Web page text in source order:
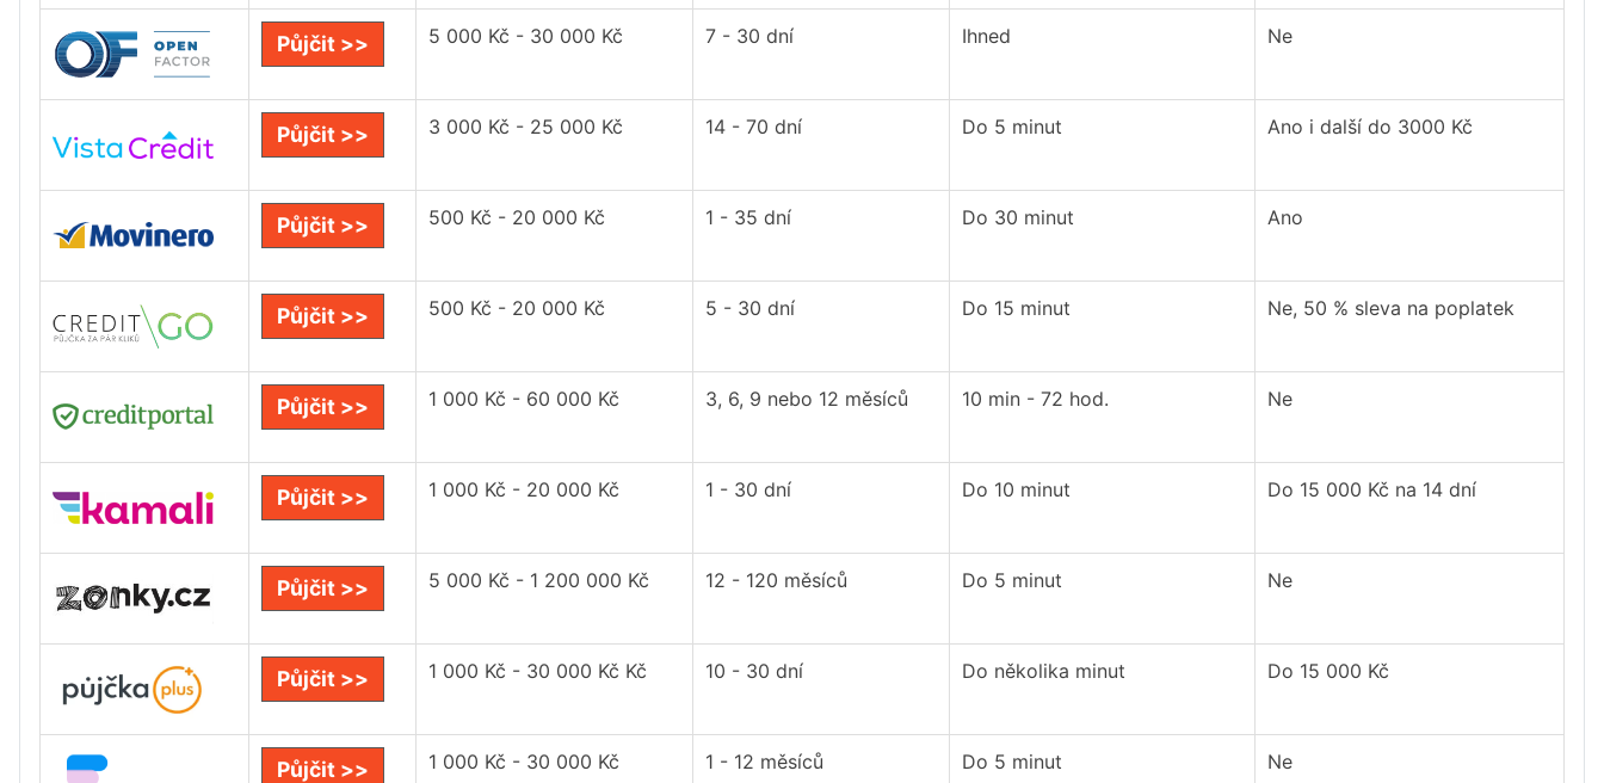
Půjčit >> 5 000 Kč - 30 000 Kč 7 - 30 dní Ihned Ne
Půjčit >> 3 000 Kč - 25 000 Kč 14 - 70 dní Do 5 minut Ano i další do 3000 Kč
Půjčit >> 500 Kč - 20 000 Kč 1 - 35 dní Do 30 minut Ano
Půjčit >> 500 Kč - 20 000 Kč 5 - 30 dní Do 15 minut Ne, 50 % sleva na poplatek
Půjčit >> 1 000 Kč - 60 000 Kč 3, 6, 9 nebo 12 měsíců 10 min - 72 hod. Ne
Půjčit >> 1 000 Kč - 20 000 Kč 1 - 30 dní Do 10 minut Do 15 000 Kč na 14 dní
Půjčit >> 5 000 Kč - 1 200 000 Kč 12 - 120 měsíců Do 5 minut Ne
Půjčit >> 1 000 Kč - 30 000 Kč Kč 10 - 30 dní Do několika minut Do 15 000 Kč
Půjčit >> 1 000 Kč - 30 000 Kč 1 - 12 měsíců Do 5 minut Ne